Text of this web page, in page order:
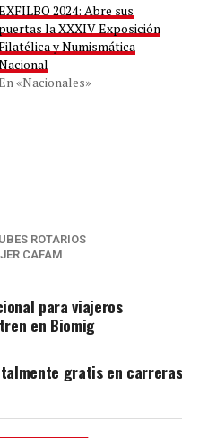
2024: Abre sus
puertas la XXXIV Exposición
y Numismática
«Nacionales»
ROTARIOS
CAFAM
para viajeros
en Biomig
gratis en carreras